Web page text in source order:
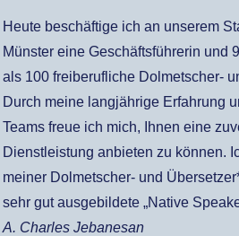
Heute beschäftige ich an unserem
Münster eine Geschäftsführerin und
als 100 freiberufliche Dolmetscher-
Durch meine langjährige Erfahrung
Teams freue ich mich, Ihnen eine
Dienstleistung anbieten zu können.
meiner Dolmetscher- und
sehr gut ausgebildete „Native
A. Charles Jebanesan